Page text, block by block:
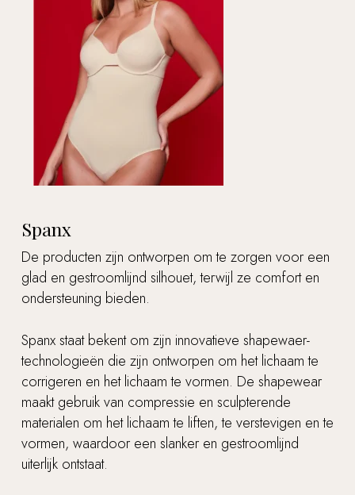
Spanx
De producten zijn ontworpen om te zorgen voor een
glad en gestroomlijnd silhouet, terwijl ze comfort en
ondersteuning bieden.
Spanx staat bekent om zijn innovatieve shapewaer-
technologieën die zijn ontworpen om het lichaam te
corrigeren en het lichaam te vormen. De shapewear
maakt gebruik van compressie en sculpterende
materialen om het lichaam te liften, te verstevigen en te
vormen, waardoor een slanker en gestroomlijnd
uiterlijk ontstaat.